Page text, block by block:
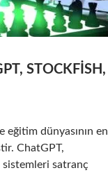
STOCKFISH,
eğitim dünyasının en
ChatGPT,
sistemleri satranç